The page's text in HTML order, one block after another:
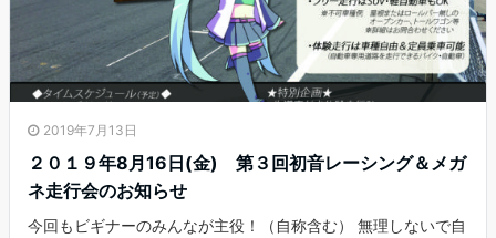
2019年7月13日
２０１９年8月16日(金) 第３回初音レーシング＆メガ
ネ走行会のお知らせ
今回もビギナーのみんなが主役！（自称含む） 無理しないで自